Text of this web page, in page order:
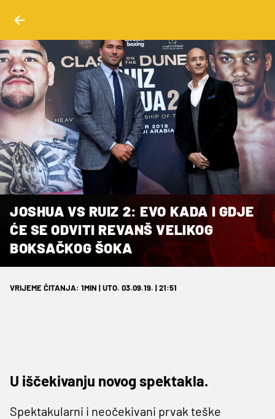
JOSHUA VS RUIZ 2: EVO KADA I GDJE
ĆE SE ODVITI REVANŠ VELIKOG
BOKSAČKOG ŠOKA
VRIJEME ČITANJA: 1MIN | UTO. 03.09.19. | 21:51
U iščekivanju novog spektakla.
Spektakularni i neočekivani prvak teške